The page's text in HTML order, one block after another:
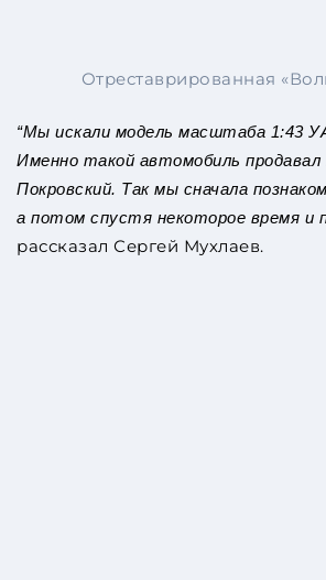
Отреставрированная
“Мы искали модель масштаба 1:43
Именно такой автомобиль продавал
Покровский. Так мы сначала
а потом спустя некоторое время и
рассказал Сергей Мухлаев.